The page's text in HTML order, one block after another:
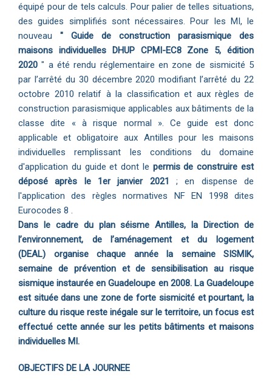
équipé pour de tels calculs. Pour palier de telles situations,
des guides simplifiés sont nécessaires. Pour les MI, le
nouveau " Guide de construction parasismique des
maisons individuelles DHUP CPMI-EC8 Zone 5, édition
2020 " a été rendu réglementaire en zone de sismicité 5
par l’arrêté du 30 décembre 2020 modifiant l’arrêté du 22
octobre 2010 relatif à la classification et aux règles de
construction parasismique applicables aux bâtiments de la
classe dite « à risque normal ». Ce guide est donc
applicable et obligatoire aux Antilles pour les maisons
individuelles remplissant les conditions du domaine
d'application du guide et dont le permis de construire est
déposé après le 1er janvier 2021 ; en dispense de
l'application des règles normatives NF EN 1998 dites
Eurocodes 8 .
Dans le cadre du plan séisme Antilles, la Direction de
l’environnement, de l’aménagement et du logement
(DEAL) organise chaque année la semaine SISMIK,
semaine de prévention et de sensibilisation au risque
sismique instaurée enGuadeloupe en 2008. La Guadeloupe
est située dans une zone de forte sismicité et pourtant, la
culture du risque reste inégale sur le territoire, un focus est
effectué cette année sur les petits bâtiments et maisons
individuelles MI.
OBJECTIFS DE LA JOURNEE